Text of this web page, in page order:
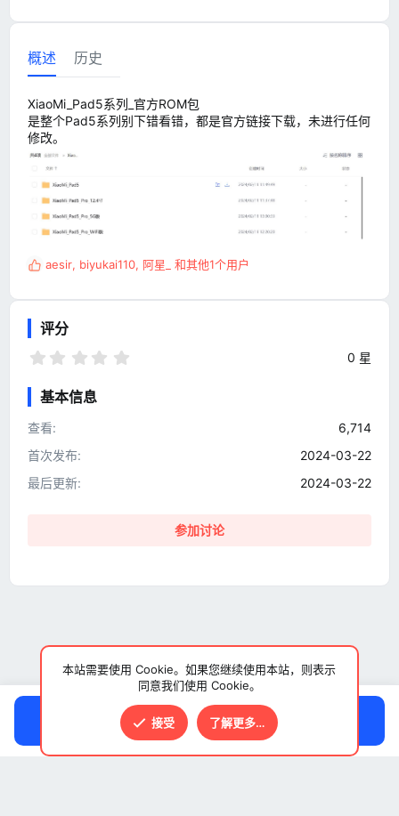
概述 历史
XiaoMi_Pad5系列_官方ROM包
是整个Pad5系列别下错看错，都是官方链接下载，未进行任何
修改。
反
:
aesir, biyukai110, 阿星_ 和其他1个用户
评分
0 星
基本信息
查看
6,714
首次发布
2024-03-22
最后更新
2024-03-22
参加讨论
点击下载
本站需要使用 Cookie。如果您继续使用本站，则表示
同意我们使用 Cookie。
接受 了解更多…